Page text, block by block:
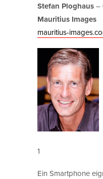
Stefan Ploghaus–
Mauritius Images
mauritius-
1
Ein Smartphone